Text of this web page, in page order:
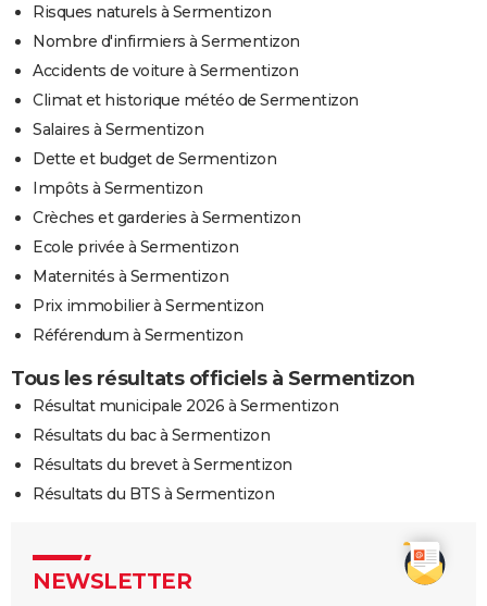
Risques naturels à Sermentizon
Nombre d'infirmiers à Sermentizon
Accidents de voiture à Sermentizon
Climat et historique météo de Sermentizon
Salaires à Sermentizon
Dette et budget de Sermentizon
Impôts à Sermentizon
Crèches et garderies à Sermentizon
Ecole privée à Sermentizon
Maternités à Sermentizon
Prix immobilier à Sermentizon
Référendum à Sermentizon
Tous les résultats officiels à Sermentizon
Résultat municipale 2026 à Sermentizon
Résultats du bac à Sermentizon
Résultats du brevet à Sermentizon
Résultats du BTS à Sermentizon
NEWSLETTER